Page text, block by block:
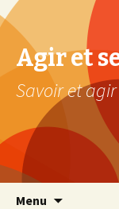
Agir et
Savoir et
Menu